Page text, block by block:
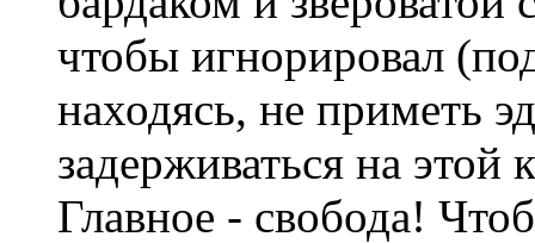
чтобы игнорировал
находясь, не приметь
задерживаться на этой
Главное - свобода!